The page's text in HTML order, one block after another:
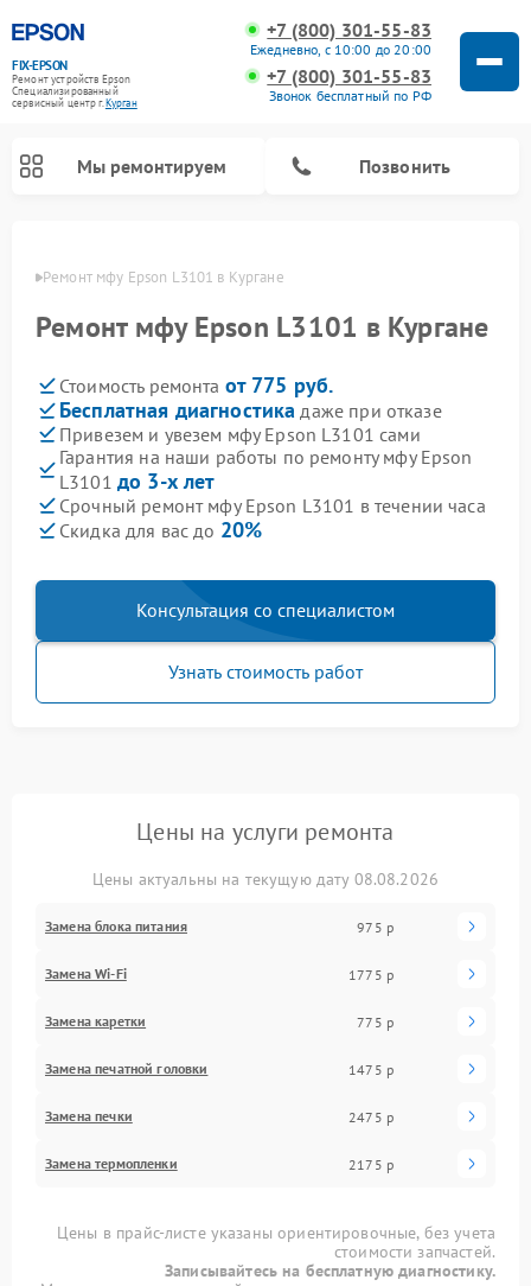
FIX-EPSON
Ремонт устройств Epson
Специализированный
cервисный центр г.Курган
+7 (800) 301-55-83
Ежедневно, с 10:00 до 20:00
+7 (800) 301-55-83
Звонок бесплатный по РФ
Мы ремонтируем Позвонить
Ремонт мфу Epson L3101 в Кургане
Ремонт мфу Epson L3101 в Кургане
Стоимость ремонта от 775 руб.
Бесплатная диагностика даже при отказе
Привезем и увезем мфу Epson L3101 сами
Гарантия на наши работы по ремонту мфу Epson
L3101 до 3-х лет
Срочный ремонт мфу Epson L3101 в течении часа
Скидка для вас до 20%
Консультация со специалистом
Узнать стоимость работ
Цены на услуги ремонта
Цены актуальны на текущую дату 08.08.2026
Замена блока питания 975 р
Замена Wi-Fi 1775 р
Замена каретки 775 р
Замена печатной головки 1475 р
Замена печки 2475 р
Замена термопленки 2175 р
Цены в прайс-листе указаны ориентировочные, без учета
стоимости запчастей.
Записывайтесь на бесплатную диагностику.